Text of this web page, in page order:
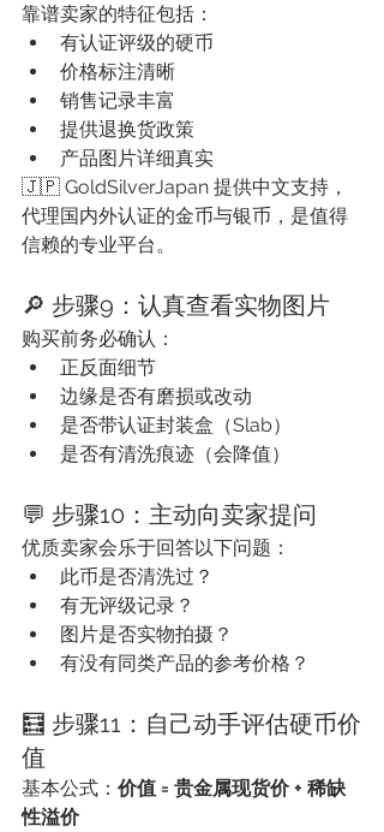
靠谱卖家的特征包括：
有认证评级的硬币
价格标注清晰
销售记录丰富
提供退换货政策
产品图片详细真实
🇯🇵 GoldSilverJapan 提供中文支持，
代理国内外认证的金币与银币，是值得
信赖的专业平台。
🔎 步骤9：认真查看实物图片
购买前务必确认：
正反面细节
边缘是否有磨损或改动
是否带认证封装盒（Slab）
是否有清洗痕迹（会降值）
💬 步骤10：主动向卖家提问
优质卖家会乐于回答以下问题：
此币是否清洗过？
有无评级记录？
图片是否实物拍摄？
有没有同类产品的参考价格？
🧮 步骤11：自己动手评估硬币价
值
基本公式： 价值 = 贵金属现货价 + 稀缺
性溢价